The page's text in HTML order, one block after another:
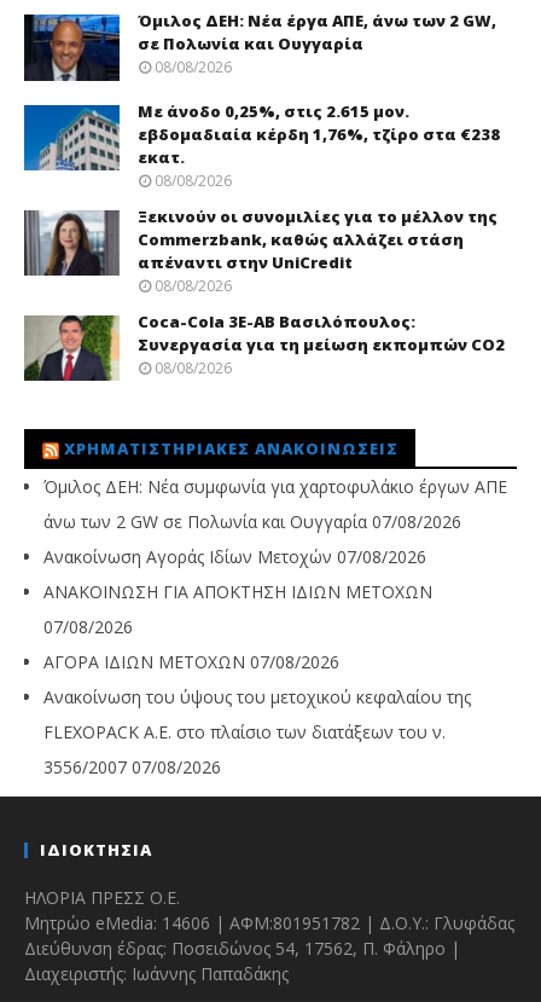
Όμιλος ΔΕΗ: Νέα έργα ΑΠΕ, άνω των 2 GW,
σε Πολωνία και Ουγγαρία
08/08/2026
Με άνοδο 0,25%, στις 2.615 μον.
εβδομαδιαία κέρδη 1,76%, τζίρο στα €238
εκατ.
08/08/2026
Ξεκινούν οι συνομιλίες για το μέλλον της
Commerzbank, καθώς αλλάζει στάση
απέναντι στην UniCredit
08/08/2026
Coca-Cola 3Ε-ΑΒ Βασιλόπουλος:
Συνεργασία για τη μείωση εκπομπών CO2
08/08/2026
ΧΡΗΜΑΤΙΣΤΗΡΙΑΚΈΣ ΑΝΑΚΟΙΝΏΣΕΙΣ
Όμιλος ΔΕΗ: Νέα συμφωνία για χαρτοφυλάκιο έργων ΑΠΕ
άνω των 2 GW σε Πολωνία και Ουγγαρία 07/08/2026
Ανακοίνωση Αγοράς Ιδίων Μετοχών 07/08/2026
ΑΝΑΚΟΙΝΩΣΗ ΓΙΑ ΑΠΟΚΤΗΣΗ ΙΔΙΩΝ ΜΕΤΟΧΩΝ
07/08/2026
ΑΓΟΡΑ ΙΔΙΩΝ ΜΕΤΟΧΩΝ 07/08/2026
Ανακοίνωση του ύψους του μετοχικού κεφαλαίου της
FLEXOPACK A.E. στο πλαίσιο των διατάξεων του ν.
3556/2007 07/08/2026
ΙΔΙΟΚΤΗΣΙΑ
ΗΛΟΡΙΑ ΠΡΕΣΣ Ο.Ε.
Μητρώο eMedia: 14606 | ΑΦΜ:801951782 | Δ.Ο.Υ.: Γλυφάδας
Διεύθυνση έδρας: Ποσειδώνος 54, 17562, Π. Φάληρο |
Διαχειριστής: Ιωάννης Παπαδάκης